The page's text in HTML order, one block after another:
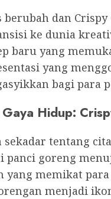
dan
ke dunia
baru yang
yang
bagi para
Hidup:
sekadar tentang
panci goreng
yang memikat
menjadi